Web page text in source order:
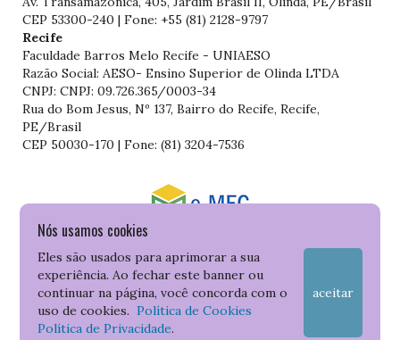
Nós usamos cookies
Eles são usados para aprimorar a sua
experiência. Ao fechar este banner ou
continuar na página, você concorda com o
uso de cookies.Política de Cookies
Política de Privacidade.
aceitar
CEP 53300-240 | Fone: +55 (81) 2128-9797
Recife
Faculdade Barros Melo Recife - UNIAESO
Razão Social: AESO- Ensino Superior de Olinda LTDA
CNPJ: CNPJ: 09.726.365/0003-34
Rua do Bom Jesus, Nº 137, Bairro do Recife, Recife,
PE/Brasil
CEP 50030-170 | Fone: (81) 3204-7536
Consulte o cadastro da Instituição no Sistema do e-MEC